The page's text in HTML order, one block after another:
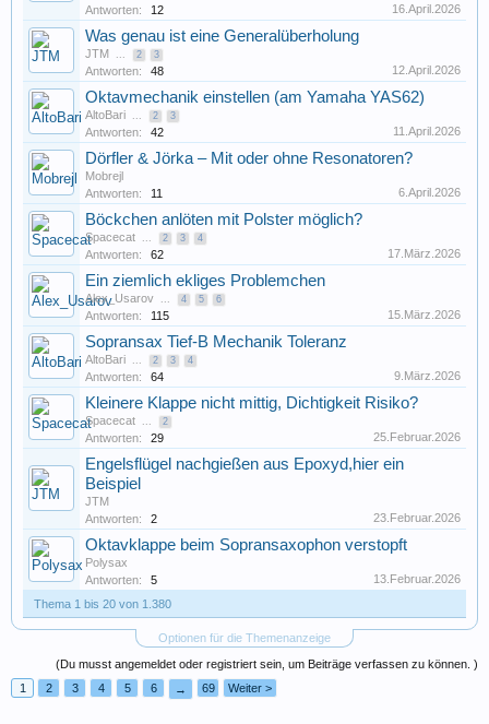
Antworten:
12 16.April.2026
Was genau ist eine Generalüberholung
JTM ... 2 3
Antworten: 48 12.April.2026
Oktavmechanik einstellen (am Yamaha YAS62)
AltoBari ... 2 3
Antworten: 42 11.April.2026
Dörfler & Jörka – Mit oder ohne Resonatoren?
Mobrejl
Antworten:
11 6.April.2026
Böckchen anlöten mit Polster möglich?
Spacecat ... 2 3 4
Antworten: 62 17.März.2026
Ein ziemlich ekliges Problemchen
Alex_Usarov ... 4 5 6
Antworten: 115 15.März.2026
Sopransax Tief-B Mechanik Toleranz
AltoBari ... 2 3 4
Antworten: 64 9.März.2026
Kleinere Klappe nicht mittig, Dichtigkeit Risiko?
Spacecat ... 2
Antworten: 29 25.Februar.2026
Engelsflügel nachgießen aus Epoxyd,hier ein
Beispiel
JTM
Antworten:
2 23.Februar.2026
Oktavklappe beim Sopransaxophon verstopft
Polysax
Antworten:
5
13.Februar.2026
Thema 1 bis 20 von 1.380
Optionen für die Themenanzeige
(Du musst angemeldet oder registriert sein, um Beiträge verfassen zu können. )
1
2 3 4 5 6 → 69 Weiter >